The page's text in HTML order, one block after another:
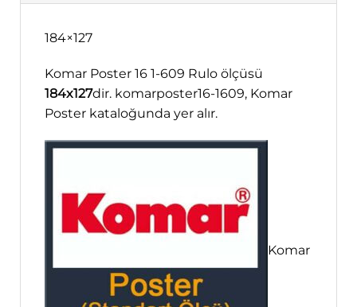
184×127
Komar Poster 16 1-609 Rulo ölçüsü
184x127dir. komarposter16-1609, Komar
Poster kataloğunda yer alır.
Komar